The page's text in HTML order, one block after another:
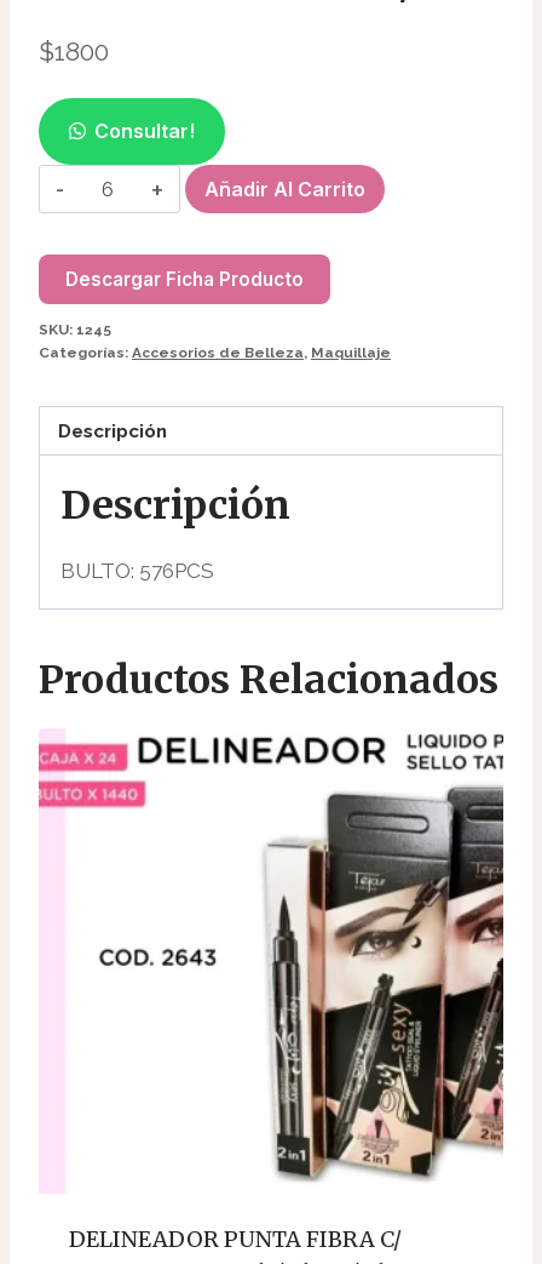
$1800
Consultar!
PERFUME
INFANTIL
35ML
1354/1245
cantidad
Añadir Al Carrito
Descargar Ficha Producto
SKU: 1245
Categorías: Accesorios de Belleza, Maquillaje
Descripción
Descripción
BULTO: 576PCS
Productos Relacionados
DELINEADOR PUNTA FIBRA C/